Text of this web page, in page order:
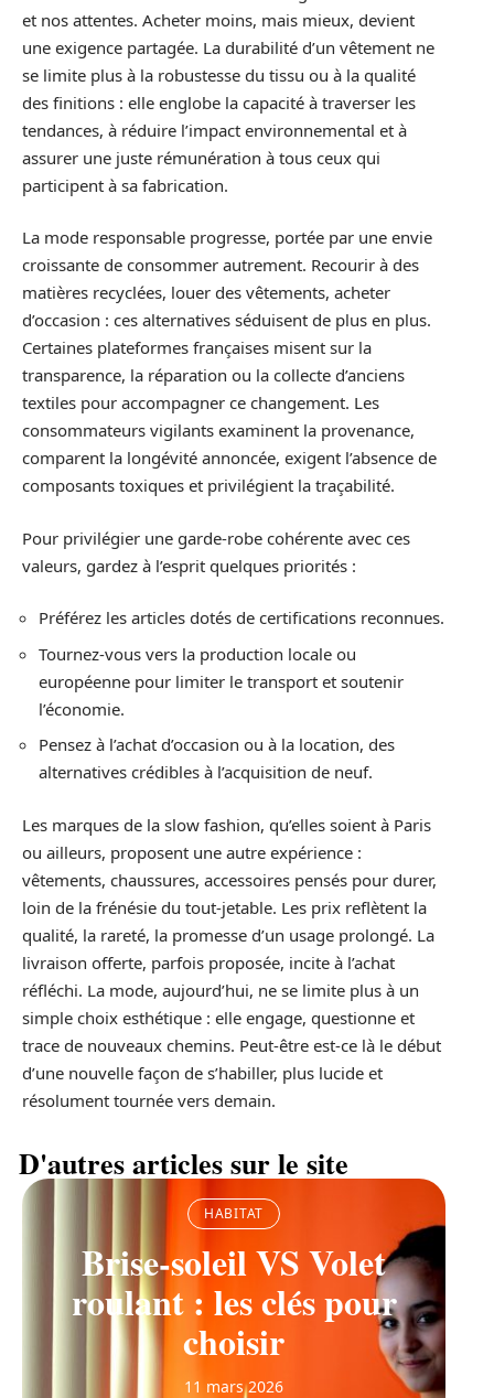
et nos attentes. Acheter moins, mais mieux, devient
une exigence partagée. La durabilité d’un vêtement ne
se limite plus à la robustesse du tissu ou à la qualité
des finitions : elle englobe la capacité à traverser les
tendances, à réduire l’impact environnemental et à
assurer une juste rémunération à tous ceux qui
participent à sa fabrication.
La mode responsable progresse, portée par une envie
croissante de consommer autrement. Recourir à des
matières recyclées, louer des vêtements, acheter
d’occasion : ces alternatives séduisent de plus en plus.
Certaines plateformes françaises misent sur la
transparence, la réparation ou la collecte d’anciens
textiles pour accompagner ce changement. Les
consommateurs vigilants examinent la provenance,
comparent la longévité annoncée, exigent l’absence de
composants toxiques et privilégient la traçabilité.
Pour privilégier une garde-robe cohérente avec ces
valeurs, gardez à l’esprit quelques priorités :
Préférez les articles dotés de certifications reconnues.
Tournez-vous vers la production locale ou
européenne pour limiter le transport et soutenir
l’économie.
Pensez à l’achat d’occasion ou à la location, des
alternatives crédibles à l’acquisition de neuf.
Les marques de la slow fashion, qu’elles soient à Paris
ou ailleurs, proposent une autre expérience :
vêtements, chaussures, accessoires pensés pour durer,
loin de la frénésie du tout-jetable. Les prix reflètent la
qualité, la rareté, la promesse d’un usage prolongé. La
livraison offerte, parfois proposée, incite à l’achat
réfléchi. La mode, aujourd’hui, ne se limite plus à un
simple choix esthétique : elle engage, questionne et
trace de nouveaux chemins. Peut-être est-ce là le début
d’une nouvelle façon de s’habiller, plus lucide et
résolument tournée vers demain.
D'autres articles sur le site
HABITAT
Brise-soleil VS Volet
roulant : les clés pour
choisir
11 mars 2026